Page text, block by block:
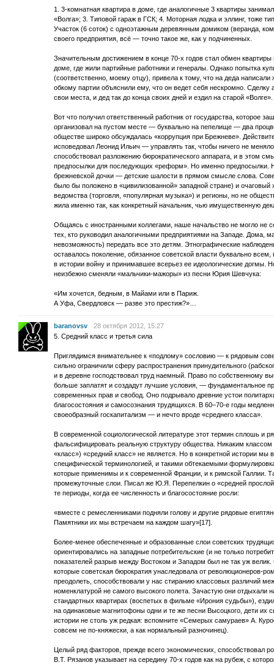
1. 3-комнатная квартира в доме, где аналогичные 3 квартиры
«Волга»; 3. Типовой гараж в ГСК; 4. Моторная лодка и эллинг, тоже
Участок (6 соток) с одноэтажным деревянным домиком (веранда,
своего предприятия, всё — точно такое же, как у подчиненных.
Значительным достижением в конце 70-х годов стал обмен
доме, где жили партийные работники и генералы. Однако попытка
(соответственно, моему отцу), привела к тому, что на деда
обкому партии объяснили ему, что он ведет себя нескромно. Сделку
свои места, и дед так до конца своих дней и ездил на старой «Волге».
Вот что получил ответственный работник от государства, которое
организовал на пустом месте — буквально на пепелище — два
обществе широко обсуждалась «коррупция при Брежневе».
исповедовал Леонид Ильич — управлять так, чтобы ничего не
способствовал разложению бюрократического аппарата, и в этом
предпосылки для последующих «реформ». Но именно предпосылки.
брежневской дочки — детские шалости в прямом смысле слова.
было бы положено в «цивилизованной» западной стране) и очаговый
ведомства (торговля, «популярная музыка») и регионы, но не
жила именно так, как конкретный начальник, чью имущественную
Общаясь с иностранными коллегами, наше начальство не могло не
тех, кто руководил аналогичными предприятиями на Западе. Дома,
невозможность) передать все это детям. Этнографические
оставалось поколение, обязанное советской власти буквально
в истории войну и принимавшее всерьез ее идеологические догмы.
неизбежно сменяли «мальчики-мажоры» из песни Юрия Шевчука:
«Им хочется, бедным, в Майами или в Париж.
А Уфа, Свердловск — разве это престиж?»…
baranovsv
28 октября 2012, 15:27
5. Средний класс и третья сила
Приглядимся внимательнее к «подлому» сословию — к рядовым
сильно ограничили сферу распространения принудительного
и в деревне господствовал труд наемный. Право по собственному
больше заплатят и создадут лучшие условия, — фундаментальное
современных прав и свобод. Оно подрывало древние устои
благосостояния и самосознания трудящихся. В 60–70-е годы
своеобразный госкапитализм — и нечто вроде «среднего класса».
В современной социологической литературе этот термин сплошь и
фальсифицировать реальную структуру общества. Никаким классом
«класс») «средний класс» не является. Но в конкретной истории мы
специфической терминологией, и такими обтекаемыми
которые применимы и к современной Франции, и к римской Галлии.
промежуточные слои. Писал же Ю.Я. Перепелкин о «средней
те периоды, когда ее численность и благосостояние росли:
«вместе с ремесленниками подняли голову и другие рядовые
Памятники их мы встречаем на каждом шагу»[17].
Более-менее обеспеченные и образованные слои советских
ориентировались на западные потребительские (и не только
показателей разрыв между Востоком и Западом был не так уж
которые советская бюрократия унаследовала от революционеров-
преодолеть, способствовали у нас стиранию классовых различий
номенклатурой не самого высокого полета. Зачастую они отдыхали
стандартных квартирах (воспетых в фильме «Ирония судьбы»),
на одинаковые магнитофоны одни и те же песни Высоцкого, дети их
истории не столь уж редкая: вспомните «Семерых самураев» А.
совсем не по-княжески, а как нормальный разночинец).
Целый ряд факторов, прежде всего экономических, способствовал
В.Т. Рязанов указывает на середину 70-х годов как на рубеж, с